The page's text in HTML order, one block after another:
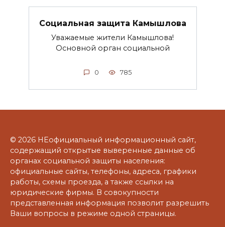
Социальная защита Камышлова
Уважаемые жители Камышлова!
Основной орган социальной
0 785
© 2026 НЕофициальный информационный сайт,
содержащий открытые выверенные данные об
органах социальной защиты населения:
официальные сайты, телефоны, адреса, графики
работы, схемы проезда, а также ссылки на
юридические фирмы. В совокупности
представленная информация позволит разрешить
Ваши вопросы в режиме одной страницы.